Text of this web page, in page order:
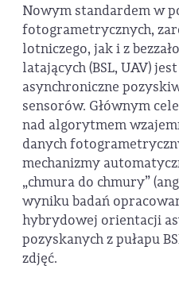
Nowym standardem w
fotogrametrycznych,
lotniczego, jak i z
latających (BSL, UAV)
asynchroniczne
sensorów. Głównym
nad algorytmem
danych
mechanizmy
„chmura do chmury”
wyniku badań
hybrydowej orientacji
pozyskanych z pułapu
zdjęć.